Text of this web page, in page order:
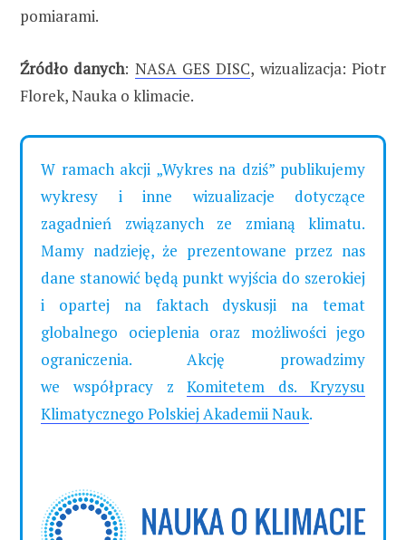
pomiarami.
Źródło danych: NASA GES DISC, wizualizacja: Piotr
Florek, Nauka o klimacie.
W ramach akcji „Wykres na dziś” publikujemy
wykresy i inne wizualizacje dotyczące
zagadnień związanych ze zmianą klimatu.
Mamy nadzieję, że prezentowane przez nas
dane stanowić będą punkt wyjścia do szerokiej
i opartej na faktach dyskusji na temat
globalnego ocieplenia oraz możliwości jego
ograniczenia. Akcję prowadzimy
we współpracy zKomitetem ds. Kryzysu
Klimatycznego Polskiej Akademii Nauk.